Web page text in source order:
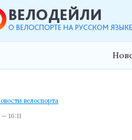
велоспорта
16:11